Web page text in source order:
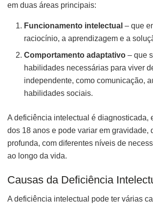
em duas áreas principais:
Funcionamento intelectual – que
raciocínio, a aprendizagem e a
Comportamento adaptativo – que
habilidades necessárias para viver
independente, como comunicação,
habilidades sociais.
A deficiência intelectual é diagnosticada,
dos 18 anos e pode variar em gravidade,
profunda, com diferentes níveis de
ao longo da vida.
Causas da Deficiência
A deficiência intelectual pode ter várias